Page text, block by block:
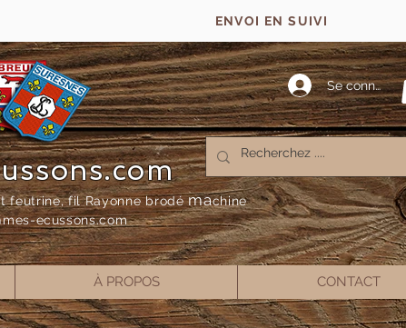
ENVOI EN SUIVI
Se connecter
feutrine, fil Rayonne brodémachine
ecussons.com
À PROPOS CONTACT